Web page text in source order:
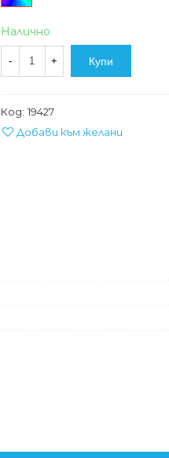
Налично
- + Купи
Код: 19427
Добави към желани